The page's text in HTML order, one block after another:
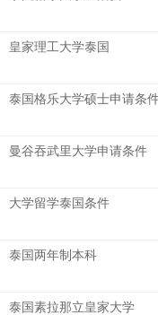
皇家理工大学泰国
泰国格乐大学硕士申请条
曼谷吞武里大学申请条件
大学留学泰国条件
泰国两年制本科
泰国素拉那立皇家大学